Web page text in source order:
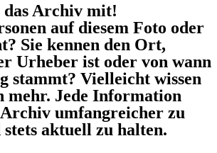
das Archiv mit!
auf diesem Foto oder
Sie kennen den Ort,
Urheber ist oder von wann
stammt? Vielleicht wissen
mehr. Jede Information
umfangreicher zu
stets aktuell zu halten.